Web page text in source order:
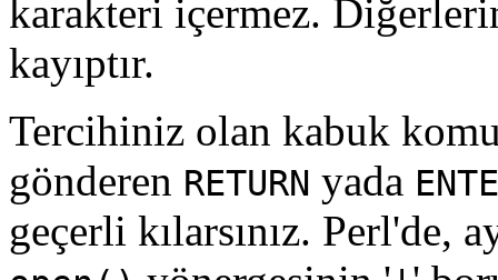
karakteri içermez.
kayıptır.
Tercihiniz olan kabuk
gönderen RETURN yada
geçerli kılarsınız. Perl'de,